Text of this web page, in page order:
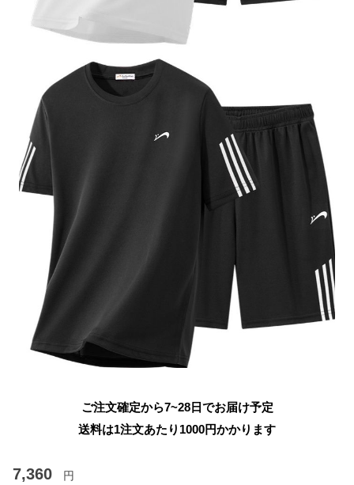
ご注文確定から7~28日でお届け予定
送料は1注文あたり 1000円かかります
7,360 円